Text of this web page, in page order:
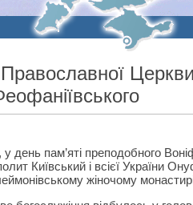
у день пам’яті преподобного
Київський і всієї України
жіночому